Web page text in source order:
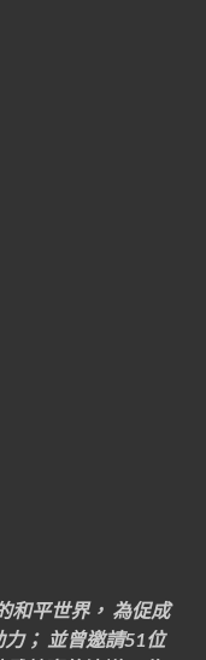
和平世界， 為促成
； 並曾邀請51位